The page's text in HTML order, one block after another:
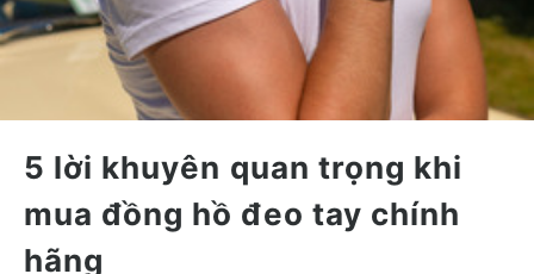
5 lời khuyên quan trọng khi
mua đồng hồ đeo tay chính
hãng